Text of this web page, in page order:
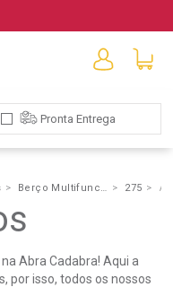
Berço Multifuncional 275
Abra Cadabra! Aqui a
por isso, todos os nossos
Pronta Entrega